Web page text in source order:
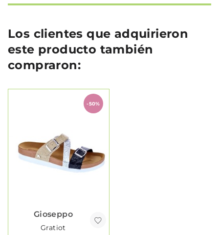
Los clientes que adquirieron
este producto también
compraron:
-50%
Gioseppo
Gratiot